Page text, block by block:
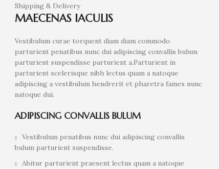
Shipping & Delivery
MAECENAS IACULIS
Vestibulum curae torquent diam diam commodo
parturient penatibus nunc dui adipiscing convallis bulum
parturient suspendisse parturient a.Parturient in
parturient scelerisque nibh lectus quam a natoque
adipiscing a vestibulum hendrerit et pharetra fames nunc
natoque dui.
ADIPISCING CONVALLIS BULUM
Vestibulum penatibus nunc dui adipiscing convallis
bulum parturient suspendisse.
Abitur parturient praesent lectus quam a natoque